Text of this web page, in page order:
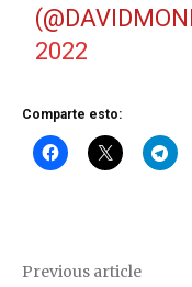
2022
Comparte esto:
Previous article